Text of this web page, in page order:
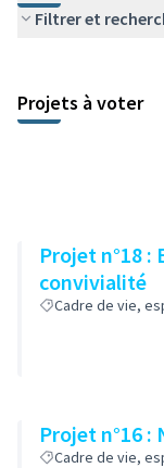
Filtrer et
Projets à voter
Projet n°18 :
convivialité
Cadre de vie,
Projet n°16 :
Cadre de vie,